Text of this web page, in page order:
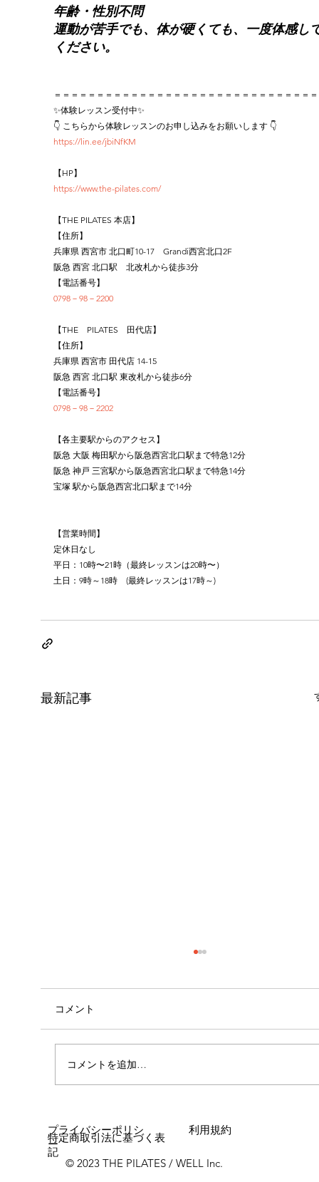
年齢・性別不問
運動が苦手でも、体が硬くても、一度体感し
ください。
＝＝＝＝＝＝＝＝＝＝＝＝＝＝＝＝＝＝＝＝＝＝＝＝＝＝＝＝＝＝
✨体験レッスン受付中✨
👇 こちらから体験レッスンのお申し込みをお願いします 👇
https://lin.ee/jbiNfKM
【HP】
https://www.the-pilates.com/
【THE PILATES 本店】
【住所】
兵庫県 西宮市 北口町10-17　Grandi西宮北口2F
阪急 西宮 北口駅　北改札から徒歩3分
【電話番号】
0798－98－2200
【THE　PILATES　田代店】
【住所】
兵庫県 西宮市 田代店 14-15
阪急 西宮 北口駅 東改札から徒歩6分
【電話番号】
0798－98－2202
【各主要駅からのアクセス】
阪急 大阪 梅田駅から阪急西宮北口駅まで特急12分
阪急 神戸 三宮駅から阪急西宮北口駅まで特急14分
宝塚 駅から阪急西宮北口駅まで14分
【営業時間】
定休日なし
平日：10時〜21時（最終レッスンは20時〜）
土日：9時～18時　(最終レッスンは17時～)
最新記事
呼吸が身体に与える影響🧍🏻①
コメント
コメントを追加…
© 2023 THE PILATES / WELL Inc.
プライバシーポリシ
ー
利用規約
特定商取引法に基づく表
記